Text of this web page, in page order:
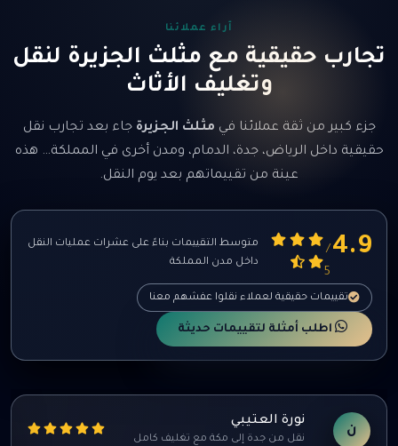
رد خلال أقصر وقت ممكنآراء عملائنا
تجارب حقيقية مع مثلث الجزيرة لنقل
وتغليف الأثاث
جزء كبير من ثقة عملائنا في مثلث الجزيرة جاء بعد تجارب نقل
حقيقية داخل الرياض، جدة، الدمام، ومدن أخرى في المملكة… هذه
عينة من تقييماتهم بعد يوم النقل.
4.9
/
5
متوسط التقييمات بناءً على عشرات عمليات النقل
داخل مدن المملكة
تقييمات حقيقية لعملاء نقلوا عفشهم معنا
اطلب أمثلة لتقييمات حديثة
ن
نورة العتيبي
نقل من جدة إلى مكة مع تغليف كامل